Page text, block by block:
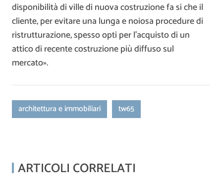
disponibilità di ville di nuova costruzione fa si che il
cliente, per evitare una lunga e noiosa procedure di
ristrutturazione, spesso opti per l’acquisto di un
attico di recente costruzione più diffuso sul
mercato».
architettura e immobiliari tw65
ARTICOLI CORRELATI